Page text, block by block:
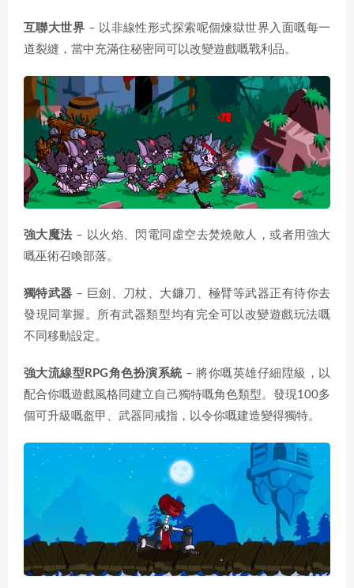
互聯大世界 – 以非線性形式探索呢個煉獄世界入面嘅每一
道裂縫，當中充滿住秘密同可以改變遊戲嘅戰利品。
強大魔法 – 以火焰、閃電同虛空去焚燒敵人，或者用強大
嘅巫術召喚部落。
獨特武器 – 巨劍、刀杖、大鐮刀、極臂等武器正有待你去
發現同掌握。所有武器類型均有完全可以改變遊戲玩法嘅
不同移動設定。
強大流線型RPG角色扮演系統– 將你嘅英雄仔細陞級，以
配合你嘅遊戲風格同建立自己獨特嘅角色類型。發現100多
個可升級嘅盔甲、武器同戒指，以令你嘅建造變得獨特。